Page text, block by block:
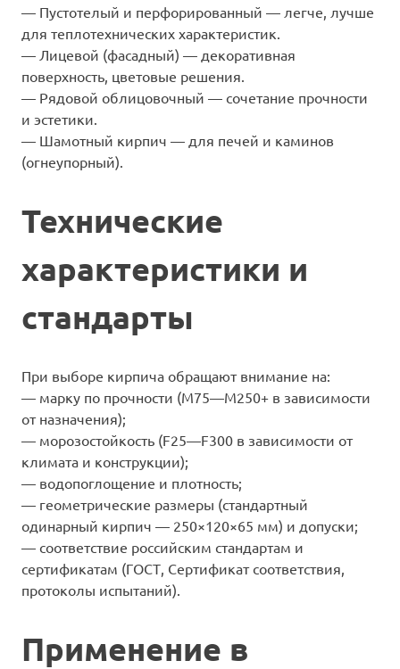
— Пустотелый и перфорированный — легче, лучше
для теплотехнических характеристик.
— Лицевой (фасадный) — декоративная
поверхность, цветовые решения.
— Рядовой облицовочный — сочетание прочности
и эстетики.
— Шамотный кирпич — для печей и каминов
(огнеупорный).
Технические
характеристики и
стандарты
При выборе кирпича обращают внимание на:
— марку по прочности (М75—M250+ в зависимости
от назначения);
— морозостойкость (F25—F300 в зависимости от
климата и конструкции);
— водопоглощение и плотность;
— геометрические размеры (стандартный
одинарный кирпич — 250×120×65 мм) и допуски;
— соответствие российским стандартам и
сертификатам (ГОСТ, Сертификат соответствия,
протоколы испытаний).
Применение в